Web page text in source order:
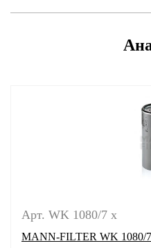
Арт. WK 1080/7 x
MANN-FILTER WK 1080/